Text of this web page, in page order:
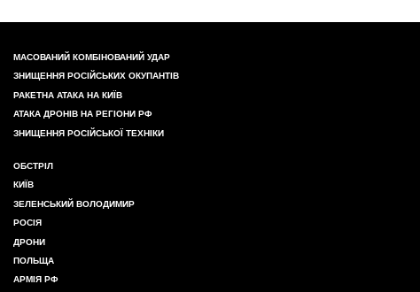
МАСОВАНИЙ КОМБІНОВАНИЙ УДАР
ЗНИЩЕННЯ РОСІЙСЬКИХ ОКУПАНТІВ
РАКЕТНА АТАКА НА КИЇВ
АТАКА ДРОНІВ НА РЕГІОНИ РФ
ЗНИЩЕННЯ РОСІЙСЬКОЇ ТЕХНІКИ
ОБСТРІЛ
КИЇВ
ЗЕЛЕНСЬКИЙ ВОЛОДИМИР
РОСІЯ
ДРОНИ
ПОЛЬЩА
АРМІЯ РФ